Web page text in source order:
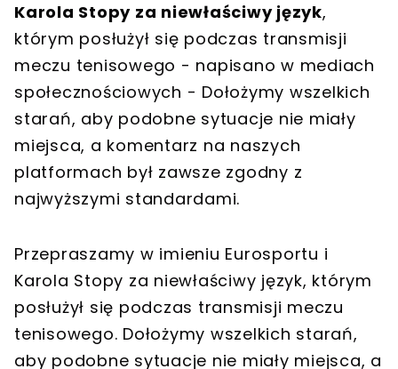
Karola Stopy za niewłaściwy język,
którym posłużył się podczas transmisji
meczu tenisowego - napisano w mediach
społecznościowych - Dołożymy wszelkich
starań, aby podobne sytuacje nie miały
miejsca, a komentarz na naszych
platformach był zawsze zgodny z
najwyższymi standardami.
Przepraszamy w imieniu Eurosportu i
Karola Stopy za niewłaściwy język, którym
posłużył się podczas transmisji meczu
tenisowego. Dołożymy wszelkich starań,
aby podobne sytuacje nie miały miejsca, a